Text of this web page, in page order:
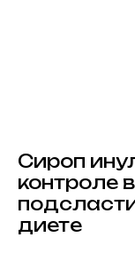
Сироп
контроле
диете